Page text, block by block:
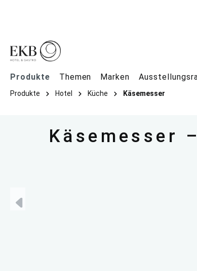
Produkte Themen Marken
Produkte Hotel Küche Käsemesser
Käsemesser